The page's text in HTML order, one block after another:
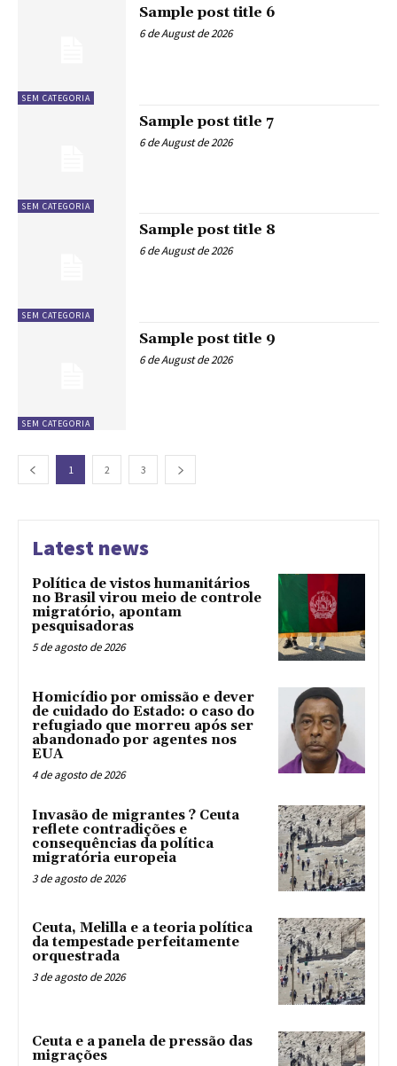
SEM CATEGORIA
Sample post title 6
6 de August de 2026
SEM CATEGORIA
Sample post title 7
6 de August de 2026
SEM CATEGORIA
Sample post title 8
6 de August de 2026
SEM CATEGORIA
Sample post title 9
6 de August de 2026
1 2 3
Latest news
Política de vistos humanitários
no Brasil virou meio de controle
migratório, apontam
pesquisadoras
5 de agosto de 2026
Homicídio por omissão e dever
de cuidado do Estado: o caso do
refugiado que morreu após ser
abandonado por agentes nos
EUA
4 de agosto de 2026
Invasão de migrantes ? Ceuta
reflete contradições e
consequências da política
migratória europeia
3 de agosto de 2026
Ceuta, Melilla e a teoria política
da tempestade perfeitamente
orquestrada
3 de agosto de 2026
Ceuta e a panela de pressão das
migrações